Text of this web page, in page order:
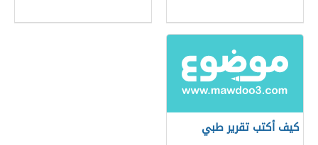
كيف أكتب تقرير طبي